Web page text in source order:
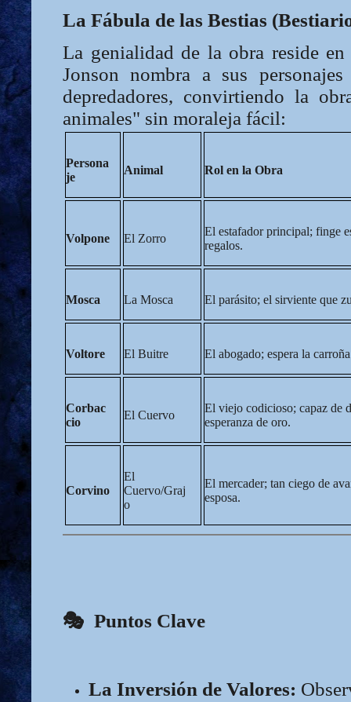
La Fábula de las Bestias
La genialidad de la obra reside
Jonson nombra a sus
depredadores, convirtiendo la
animales" sin moraleja fácil:
Persona
je
Animal Rol en la Obra
Volpone El Zorro
El estafador principal; finge
regalos.
Mosca La Mosca El parásito; el sirviente que
Voltore El Buitre El abogado; espera la
Corbac
cio
El Cuervo
El viejo codicioso; capaz de
esperanza de oro.
Corvino
El
Cuervo/Graj
o
El mercader; tan ciego de
esposa.
🎭 Puntos Clave
La Inversión de Valores: